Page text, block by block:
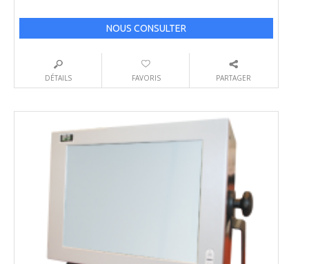
NOUS CONSULTER
DÉTAILS FAVORIS PARTAGER